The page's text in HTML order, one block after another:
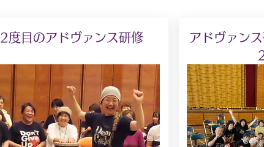
2度目のアドヴァンス研修
アドヴァン